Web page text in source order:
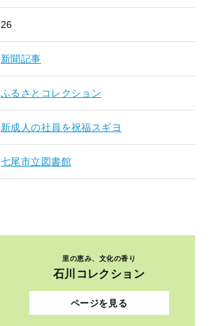
26
新聞記事
ふるさとコレクション
新成人の社員を祝福スギヨ
七尾市立図書館
里の恵み、文化の香り
石川コレクション
ページを見る